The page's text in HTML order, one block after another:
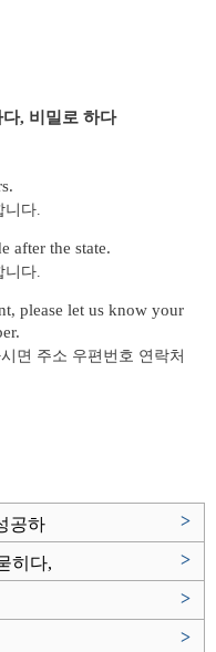
, 비밀로 하다
니다.
after the state.
니다.
please let us know your
면 주소 우편번호 연락처
공하
>
히다,
>
>
>